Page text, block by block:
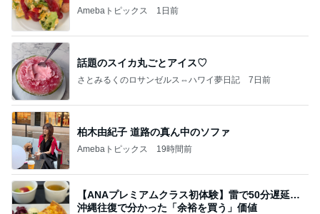
Amebaトピックス 1日前
話題のスイカ丸ごとアイス♡
さとみるくのロサンゼルス⇔ハワイ夢日記 7日前
柏木由紀子 道路の真ん中のソファ
Amebaトピックス 19時間前
【ANAプレミアムクラス初体験】雷で50分遅延…
沖縄往復で分かった「余裕を買う」価値